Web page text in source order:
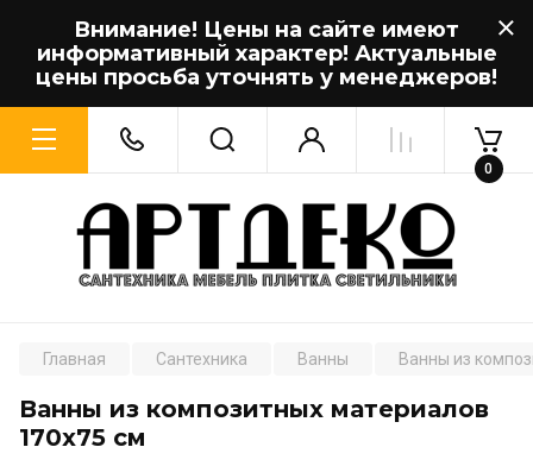
Внимание! Цены на сайте имеют
информативный характер! Актуальные
цены просьба уточнять у менеджеров!
0
Главная Сантехника Ванны Ванны из
Ванны из композитных материалов
170x75 см